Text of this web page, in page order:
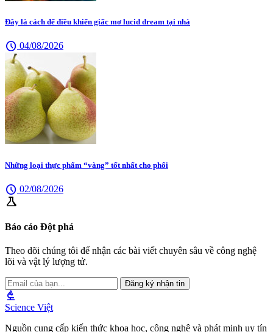
Đây là cách để điều khiển giấc mơ lucid dream tại nhà
schedule 04/08/2026
Những loại thực phẩm “vàng” tốt nhất cho phổi
schedule 02/08/2026
science
Báo cáo Đột phá
Theo dõi chúng tôi để nhận các bài viết chuyên sâu về công nghệ
lõi và vật lý lượng tử.
Đăng ký nhận tin
biotech
Science Việt
Nguồn cung cấp kiến thức khoa học, công nghệ và phát minh uy tín